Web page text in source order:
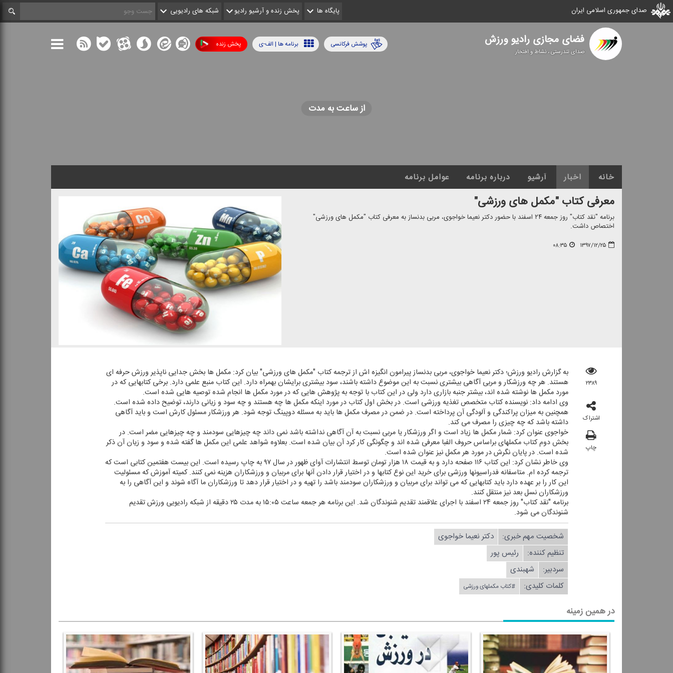
صدای جمهوری اسلامی ایران پایگاه ها پخش زنده و آرشیو رادیو شبکه های رادیویی
فضای مجازی رادیو ورزش
صدای تندرستی ، نشاط و افتخار
پخش زنده برنامه ها | الف-ی پوشش فرکانسی
از ساعت به مدت
خانه اخبار آرشیو درباره برنامه عوامل برنامه
معرفی كتاب "مكمل های ورزشی"
برنامه "نقد كتاب" روز جمعه ۲۴ اسفند با حضور دكتر نعیما خواجوی، مربی بدنساز به معرفی كتاب "مكمل های ورزشی"
اختصاص داشت.
۱۳۹۷/۱۲/۲۵ ۰۸:۳۵
۲۳۸۹
اشتراک
چاپ
به گزارش رادیو ورزش؛ دكتر نعیما خواجوی، مربی بدنساز پیرامون انگیزه اش از ترجمه كتاب "مكمل های ورزشی" بیان كرد: مكمل ها بخش جدایی ناپذیر ورزش حرفه ای
هستند. هر چه ورزشكار و مربی آگاهی بیشتری نسبت به این موضوع داشته باشند، سود بیشتری برایشان بهمراه دارد. این كتاب منبع علمی دارد. برخی كتابهایی كه در
مورد مكمل ها نوشته شده اند، بیشتر جنبه بازاری دارد ولی در این كتاب با توجه به پژوهش هایی كه در مورد مكمل ها انجام شده توصیه هایی شده است.
وی ادامه داد: نویسنده كتاب متخصص تغذیه ورزشی است. در بخش اول كتاب در مورد اینكه مكمل ها چه هستند و چه سود و زیانی دارند، توضیح داده شده است.
همچنین به میزان پراكندگی و آلودگی آن پرداخته است. در ضمن در مصرف مكمل ها باید به مسئله دوپینگ توجه شود. هر ورزشكار مسئول كارش است و باید آگاهی
داشته باشد كه چه چیزی را مصرف می كند.
خواجوی عنوان كرد: شمار مكمل ها زیاد است و اگر ورزشكار یا مربی نسبت به آن آگاهی نداشته باشد نمی داند چه چیزهایی سودمند و چه چیزهایی مضر است. در
بخش دوم كتاب مكملهای براساس حروف الفبا معرفی شده اند و چگونگی كار كرد آن بیان شده است. بعلاوه شواهد علمی این مكمل ها گفته شده و سود و زیان آن ذكر
شده است. در پایان نگرش در مورد هر مكمل نیز عنوان شده است.
وی خاطر نشان كرد: این كتاب ۱۱۶ صفحه دارد و به قیمت ۱۸ هزار تومان توسط انتشارات آوای ظهور در سال ۹۷ به چاپ رسیده است. این بیست هفتمین كتابی است كه
ترجمه كرده ام. متاسفانه فدراسیونها ورزشی برای خرید این نوع كتابها و در اختیار قرار دادن آنها برای مربیان و ورزشكاران هزینه نمی كنند. كمیته آموزش كه مسئولیت
این كار را بر عهده دارد باید كتابهایی كه می تواند برای مربیان و ورزشكاران سودمند باشد را تهیه و در اختیار قرار دهد تا ورزشكاران ما آگاه شوند و این آگاهی را به
ورزشكاران نسل بعد نیز منتقل كنند.
برنامه "نقد كتاب" روز جمعه ۲۴ اسفند با اجرای علاقمند تقدیم شنوندگان شد. این برنامه هر جمعه ساعت ۱۵:۰۵ به مدت ۲۵ دقیقه از شبكه رادیویی ورزش تقدیم
شنوندگان می شود.
شخصیت مهم خبری:
دكتر نعیما خواجوی
تنظیم كننده:
رئیس پور
سردبیر:
شهبندی
کلمات کلیدی:
#كتاب مكملهای ورزشی
در همین زمینه